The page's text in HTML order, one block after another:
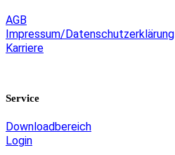
AGB
Impressum/Datenschutzerklärung
Karriere
Service
Downloadbereich
Login